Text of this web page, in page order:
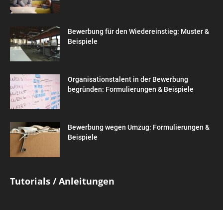
Bewerbung für den Wiedereinstieg: Muster &
Beispiele
Organisationstalent in der Bewerbung
begründen: Formulierungen & Beispiele
Bewerbung wegen Umzug: Formulierungen &
Beispiele
Tutorials / Anleitungen